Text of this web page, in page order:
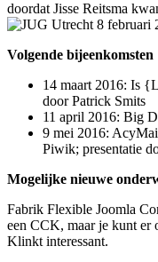
doordat Jisse Reitsma
Volgende bijeenkomsten
14 maart 2016: Is
door Patrick Smits
11 april 2016: Big
9 mei 2016:
Piwik; presentatie
Mogelijke nieuwe
Fabrik Flexible Joomla
een CCK, maar je kunt er
Klinkt interessant.